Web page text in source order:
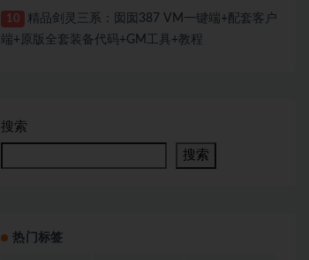
10
精品剑灵三系：囡囡387 VM一键端+配套客户
端+原版全套装备代码+GM工具+教程
搜索
搜索
热门标签